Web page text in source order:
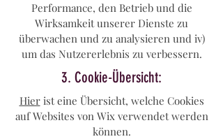
Performance, den Betrieb und die
Wirksamkeit unserer Dienste zu
überwachen und zu analysieren und iv)
um das Nutzererlebnis zu verbessern.
3. Cookie-Übersicht:
Hierist eine Übersicht, welche Cookies
auf Websites von Wix verwendet werden
können.